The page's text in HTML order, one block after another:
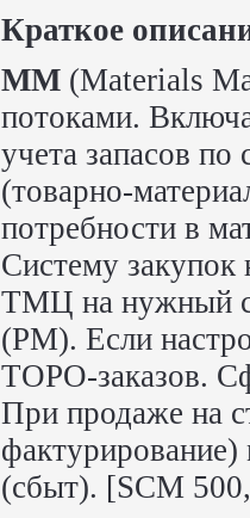
Краткое
MM (Materials
потоками.
учета запасов
(товарно-
потребности в
Систему закупок
ТМЦ на нужный
(PM). Если
ТОРО-заказов.
При продаже на
фактурирование)
(сбыт). [SCM